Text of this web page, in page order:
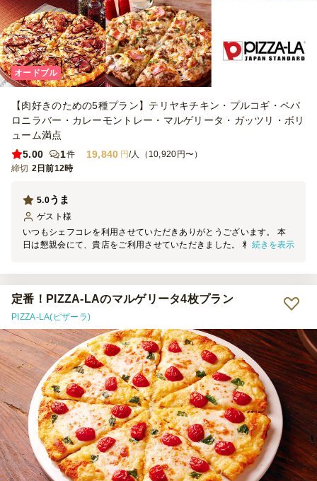
オードブル
【肉好きのための5種プラン】テリヤキチキン・プルコギ・ペパ
ロニラバー・カレーモントレー・マルゲリータ・ガッツリ・ボリ
ューム満点
5.00
1件 19,840 円/人（10,920円〜）
締切 2日前12時
うま
5.0
ゲスト 様
いつもシェフコレを利用させていただきありがとうございます。 本
日は懇親会にて、貴店をご利用させていただきました。 料理の見た
続きを表示
定番！PIZZA-LAのマルゲリータ4枚プラン
PIZZA-LA(ピザーラ)